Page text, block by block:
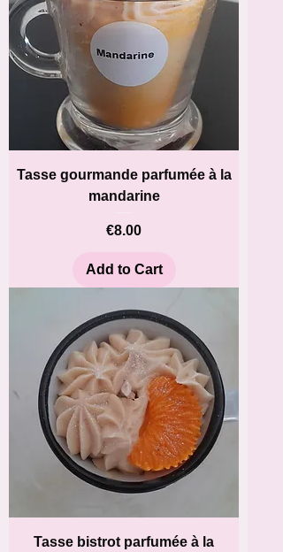
Tasse gourmande parfumée à la
mandarine
Price
€8.00
Add to Cart
Tasse bistrot parfumée à la